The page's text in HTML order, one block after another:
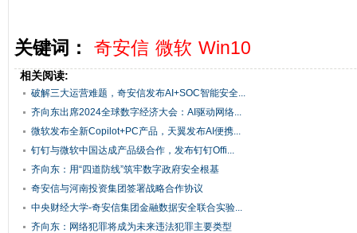
关键词： 奇安信 微软 Win10
相关阅读:
破解三大运营难题，奇安信发布AI+SOC智能安全...
齐向东出席2024全球数字经济大会：AI驱动网络...
微软发布全新Copilot+PC产品，天翼发布AI便携...
钉钉与微软中国达成产品级合作，发布钉钉Offi...
齐向东：用“四道防线”筑牢数字政府安全根基
奇安信与河南投资集团签署战略合作协议
中央财经大学-奇安信集团金融数据安全联合实验...
齐向东：网络犯罪将成为未来违法犯罪主要类型